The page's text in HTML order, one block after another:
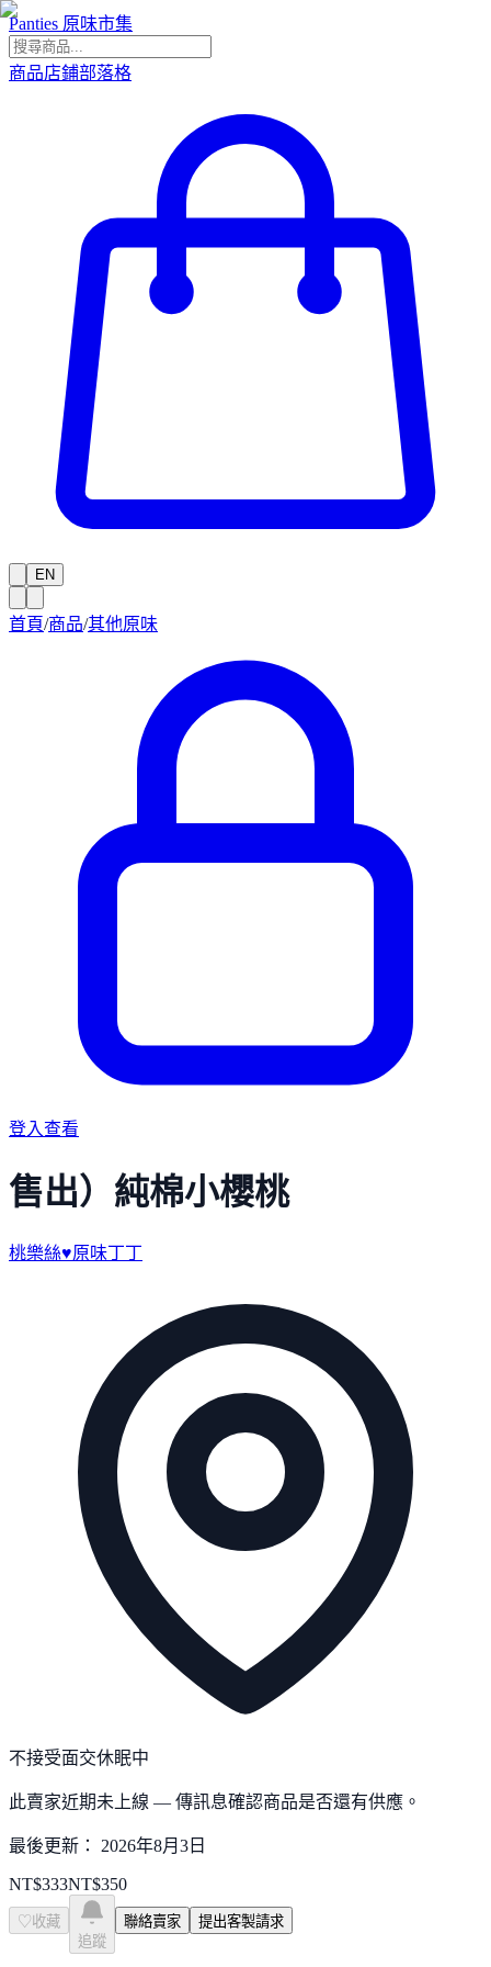
Panties 原味市集
商品店鋪部落格
EN
首頁/商品/其他原味
登入查看
售出）純棉小櫻桃
桃樂絲♥原味丁丁
不接受面交休眠中
此賣家近期未上線 — 傳訊息確認商品是否還有供應。
最後更新： 2026年8月3日
NT$333NT$350
♡ 收藏
追蹤
聯絡賣家 提出客製請求